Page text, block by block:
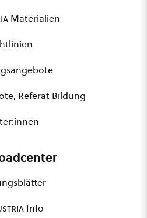
Materialien
Referat Bildung
Info